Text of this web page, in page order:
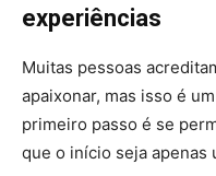
experiências
Muitas pessoas
apaixonar, mas isso é
primeiro passo é se
que o início seja apenas